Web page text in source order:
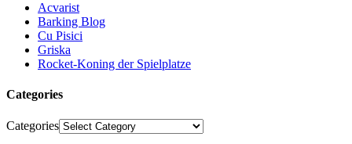
Acvarist
Barking Blog
Cu Pisici
Griska
Rocket-Koning der Spielplatze
Categories
Categories